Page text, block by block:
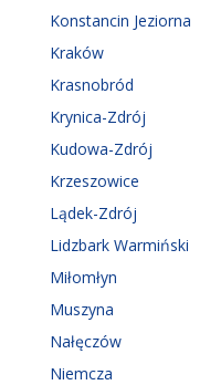
Konstancin Jeziorna
Kraków
Krasnobród
Krynica-Zdrój
Kudowa-Zdrój
Krzeszowice
Lądek-Zdrój
Lidzbark Warmiński
Miłomłyn
Muszyna
Nałęczów
Niemcza